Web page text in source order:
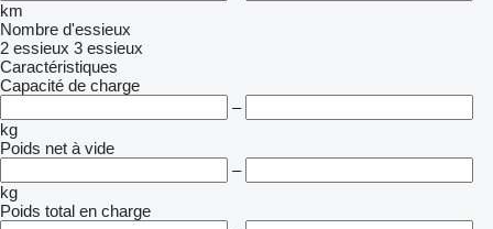
km
Nombre d'essieux
2 essieux 3 essieux
Caractéristiques
Capacité de charge
–
kg
Poids net à vide
–
kg
Poids total en charge